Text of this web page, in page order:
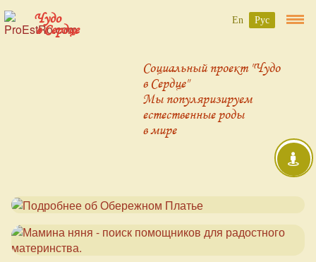
Чудо
в Сердце
Социальный проект "Чудо
в Сердце"
Мы популяризируем
естественные роды
в мире
En Рус